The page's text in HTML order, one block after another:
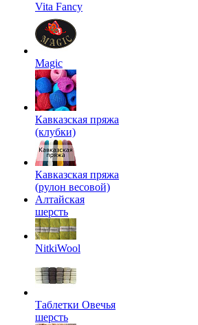
Vita Fancy
Magic
Кавказская пряжа
(клубки)
Кавказская пряжа
(рулон весовой)
Алтайская
шерсть
NitkiWool
Таблетки Овечья
шерсть